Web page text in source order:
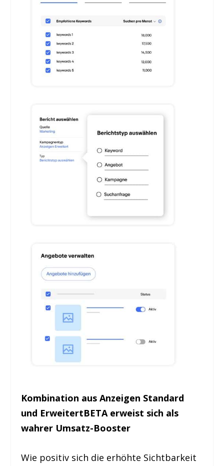
Kombination aus Anzeigen Standard
und ErweitertBETAerweist sich als
wahrer Umsatz-Booster
Wie positiv sich die erhöhte Sichtbarkeit